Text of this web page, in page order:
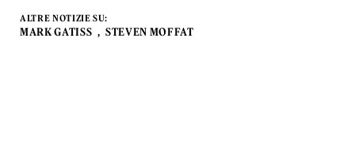
ALTRE NOTIZIE SU:
MARK GATISS STEVEN MOFFAT